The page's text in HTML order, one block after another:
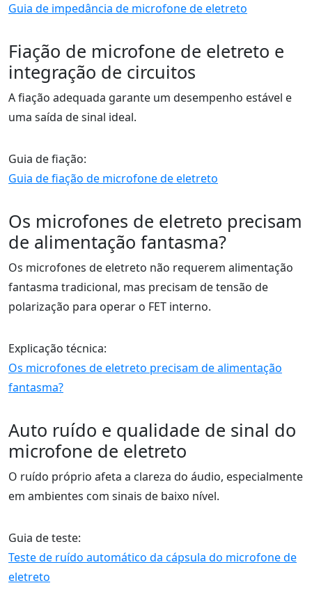
Guia de impedância de microfone de eletreto
Fiação de microfone de eletreto e
integração de circuitos
A fiação adequada garante um desempenho estável e
uma saída de sinal ideal.
Guia de fiação:
Guia de fiação de microfone de eletreto
Os microfones de eletreto precisam
de alimentação fantasma?
Os microfones de eletreto não requerem alimentação
fantasma tradicional, mas precisam de tensão de
polarização para operar o FET interno.
Explicação técnica:
Os microfones de eletreto precisam de alimentação
fantasma?
Auto ruído e qualidade de sinal do
microfone de eletreto
O ruído próprio afeta a clareza do áudio, especialmente
em ambientes com sinais de baixo nível.
Guia de teste:
Teste de ruído automático da cápsula do microfone de
eletreto